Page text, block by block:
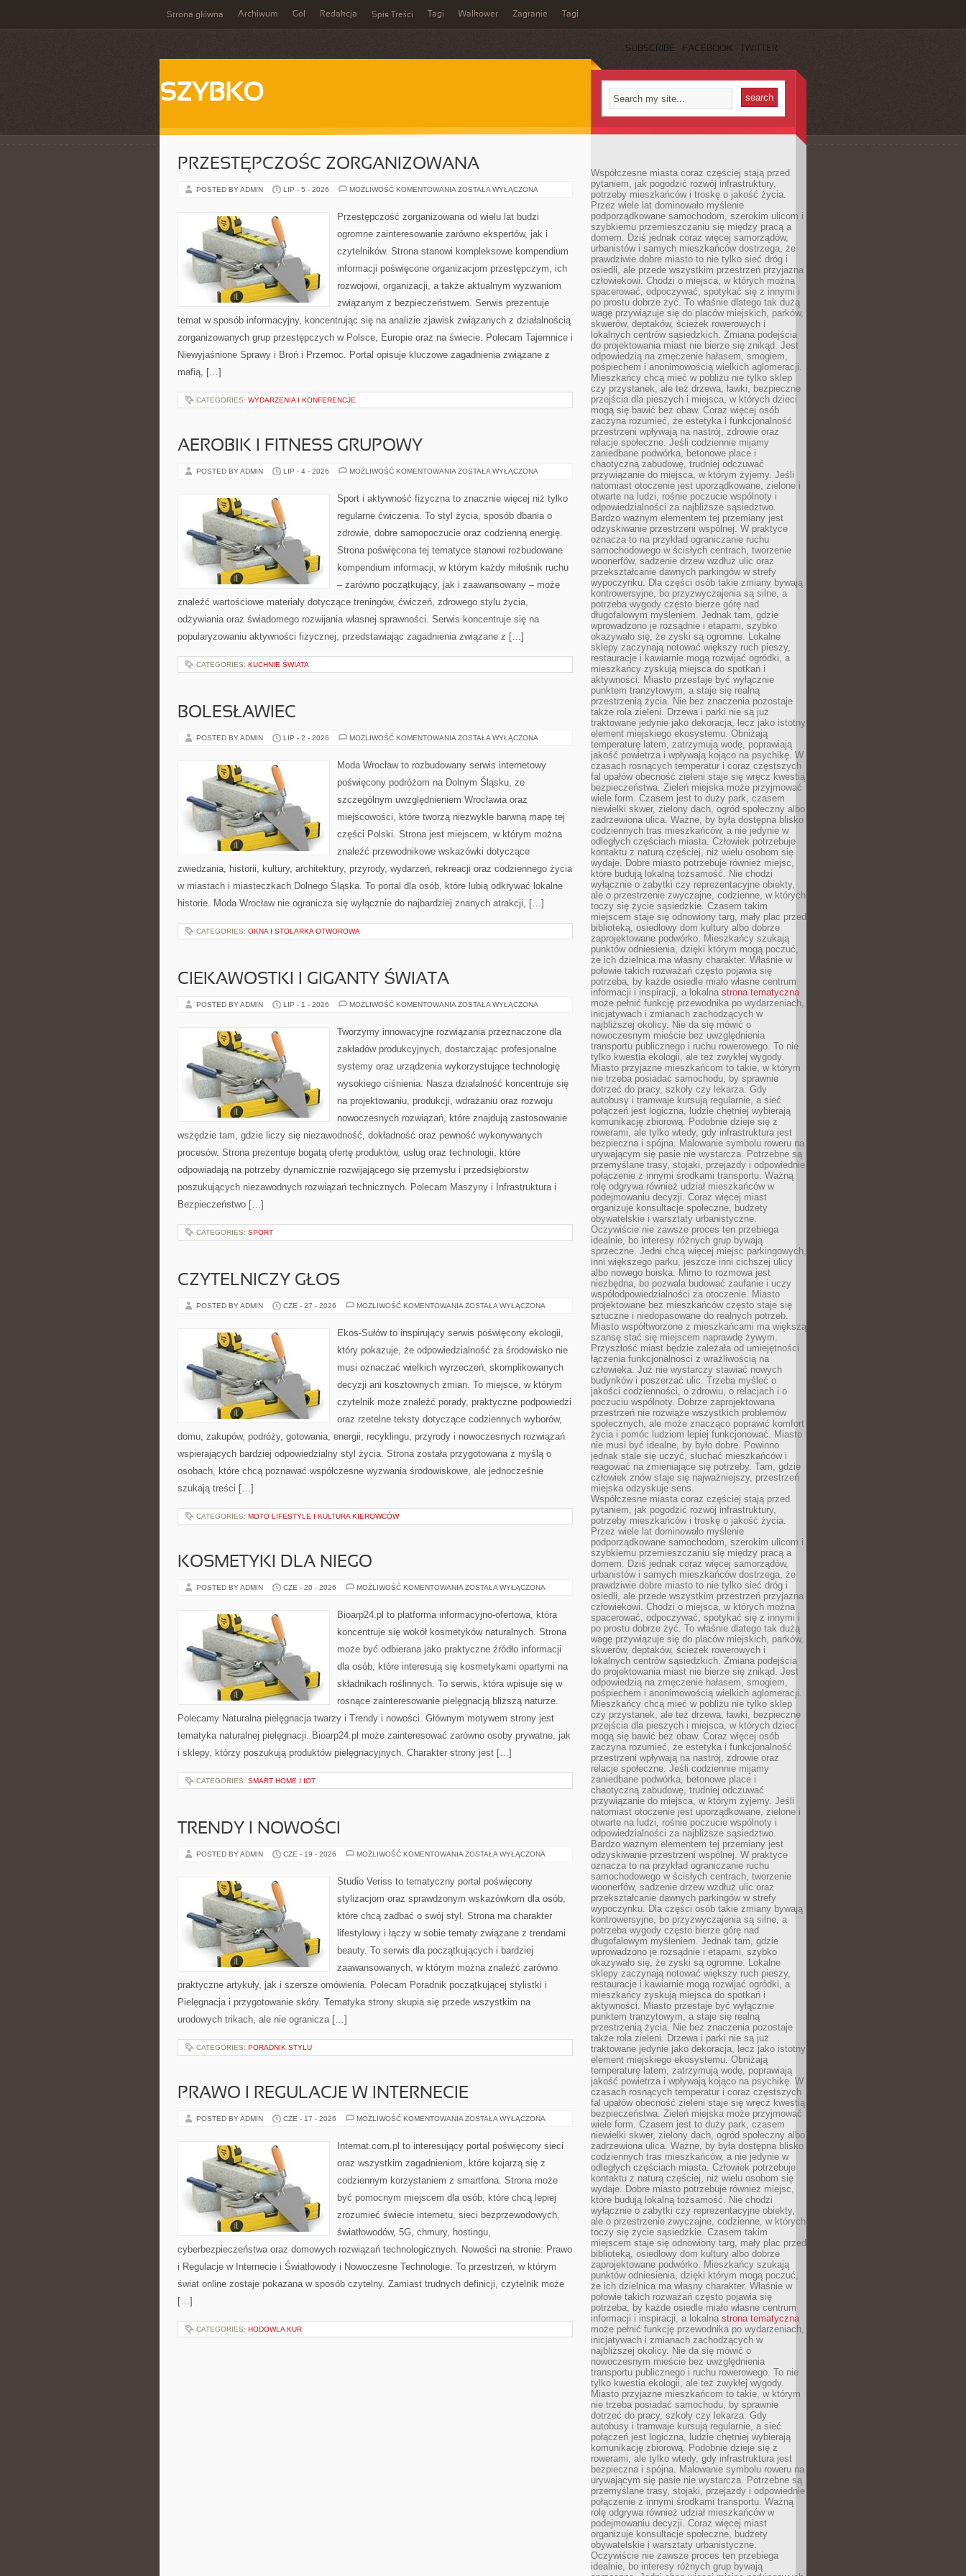
Strona główna Archiwum Gol Redakcja Spis Treści Tagi Walkower Zagranie Tagi
SUBSCRIBE FACEBOOK TWITTER
SZYBKO
PRZESTĘPCZOŚC ZORGANIZOWANA
POSTED BY ADMIN LIP - 5 - 2026 MOŻLIWOŚĆ KOMENTOWANIA PRZESTĘPCZOŚC
ZOSTAŁA WYŁĄCZONA
Przestępczość zorganizowana od wielu lat budzi
ogromne zainteresowanie zarówno ekspertów, jak i
czytelników. Strona stanowi kompleksowe kompendium
informacji poświęcone organizacjom przestępczym, ich
rozwojowi, organizacji, a także aktualnym wyzwaniom
związanym z bezpieczeństwem. Serwis prezentuje
temat w sposób informacyjny, koncentrując się na analizie zjawisk związanych z działalnością
zorganizowanych grup przestępczych w Polsce, Europie oraz na świecie. Polecam Tajemnice i
Niewyjaśnione Sprawy i Broń i Przemoc. Portal opisuje kluczowe zagadnienia związane z
mafią, […]
CATEGORIES: WYDARZENIA I KONFERENCJE
AEROBIK I FITNESS GRUPOWY
POSTED BY ADMIN LIP - 4 - 2026 MOŻLIWOŚĆ KOMENTOWANIA AEROBIK
GRUPOWY
ZOSTAŁA WYŁĄCZONA
Sport i aktywność fizyczna to znacznie więcej niż tylko
regularne ćwiczenia. To styl życia, sposób dbania o
zdrowie, dobre samopoczucie oraz codzienną energię.
Strona poświęcona tej tematyce stanowi rozbudowane
kompendium informacji, w którym każdy miłośnik ruchu
– zarówno początkujący, jak i zaawansowany – może
znaleźć wartościowe materiały dotyczące treningów, ćwiczeń, zdrowego stylu życia,
odżywiania oraz świadomego rozwijania własnej sprawności. Serwis koncentruje się na
popularyzowaniu aktywności fizycznej, przedstawiając zagadnienia związane z […]
CATEGORIES: KUCHNIE ŚWIATA
BOLESŁAWIEC
POSTED BY ADMIN LIP - 2 - 2026 MOŻLIWOŚĆ KOMENTOWANIA BOLESŁAWIEC
ZOSTAŁA WYŁĄCZONA
Moda Wrocław to rozbudowany serwis internetowy
poświęcony podróżom na Dolnym Śląsku, ze
szczególnym uwzględnieniem Wrocławia oraz
miejscowości, które tworzą niezwykle barwną mapę tej
części Polski. Strona jest miejscem, w którym można
znaleźć przewodnikowe wskazówki dotyczące
zwiedzania, historii, kultury, architektury, przyrody, wydarzeń, rekreacji oraz codziennego życia
w miastach i miasteczkach Dolnego Śląska. To portal dla osób, które lubią odkrywać lokalne
historie. Moda Wrocław nie ogranicza się wyłącznie do najbardziej znanych atrakcji, […]
CATEGORIES: OKNA I STOLARKA OTWOROWA
CIEKAWOSTKI I GIGANTY ŚWIATA
POSTED BY ADMIN LIP - 1 - 2026 MOŻLIWOŚĆ KOMENTOWANIA CIEKAWOSTKI
ŚWIATA
ZOSTAŁA WYŁĄCZONA
Tworzymy innowacyjne rozwiązania przeznaczone dla
zakładów produkcyjnych, dostarczając profesjonalne
systemy oraz urządzenia wykorzystujące technologię
wysokiego ciśnienia. Nasza działalność koncentruje się
na projektowaniu, produkcji, wdrażaniu oraz rozwoju
nowoczesnych rozwiązań, które znajdują zastosowanie
wszędzie tam, gdzie liczy się niezawodność, dokładność oraz pewność wykonywanych
procesów. Strona prezentuje bogatą ofertę produktów, usług oraz technologii, które
odpowiadają na potrzeby dynamicznie rozwijającego się przemysłu i przedsiębiorstw
poszukujących niezawodnych rozwiązań technicznych. Polecam Maszyny i Infrastruktura i
Bezpieczeństwo […]
CATEGORIES: SPORT
CZYTELNICZY GŁOS
POSTED BY ADMIN CZE - 27 - 2026 MOŻLIWOŚĆ KOMENTOWANIA CZYTELNICZY
ZOSTAŁA WYŁĄCZONA
Ekos-Sułów to inspirujący serwis poświęcony ekologii,
który pokazuje, że odpowiedzialność za środowisko nie
musi oznaczać wielkich wyrzeczeń, skomplikowanych
decyzji ani kosztownych zmian. To miejsce, w którym
czytelnik może znaleźć porady, praktyczne podpowiedzi
oraz rzetelne teksty dotyczące codziennych wyborów,
domu, zakupów, podróży, gotowania, energii, recyklingu, przyrody i nowoczesnych rozwiązań
wspierających bardziej odpowiedzialny styl życia. Strona została przygotowana z myślą o
osobach, które chcą poznawać współczesne wyzwania środowiskowe, ale jednocześnie
szukają treści […]
CATEGORIES: MOTO LIFESTYLE I KULTURA KIEROWCÓW
KOSMETYKI DLA NIEGO
POSTED BY ADMIN CZE - 20 - 2026 MOŻLIWOŚĆ KOMENTOWANIA KOSMETYKI
ZOSTAŁA WYŁĄCZONA
Bioarp24.pl to platforma informacyjno-ofertowa, która
koncentruje się wokół kosmetyków naturalnych. Strona
może być odbierana jako praktyczne źródło informacji
dla osób, które interesują się kosmetykami opartymi na
składnikach roślinnych. To serwis, która wpisuje się w
rosnące zainteresowanie pielęgnacją bliższą naturze.
Polecamy Naturalna pielęgnacja twarzy i Trendy i nowości. Głównym motywem strony jest
tematyka naturalnej pielęgnacji. Bioarp24.pl może zainteresować zarówno osoby prywatne, jak
i sklepy, którzy poszukują produktów pielęgnacyjnych. Charakter strony jest […]
CATEGORIES: SMART HOME I IOT
TRENDY I NOWOŚCI
POSTED BY ADMIN CZE - 19 - 2026 MOŻLIWOŚĆ KOMENTOWANIA TRENDY
ZOSTAŁA WYŁĄCZONA
Studio Veriss to tematyczny portal poświęcony
stylizacjom oraz sprawdzonym wskazówkom dla osób,
które chcą zadbać o swój styl. Strona ma charakter
lifestylowy i łączy w sobie tematy związane z trendami
beauty. To serwis dla początkujących i bardziej
zaawansowanych, w którym można znaleźć zarówno
praktyczne artykuły, jak i szersze omówienia. Polecam Poradnik początkującej stylistki i
Pielęgnacja i przygotowanie skóry. Tematyka strony skupia się przede wszystkim na
urodowych trikach, ale nie ogranicza […]
CATEGORIES: PORADNIK STYLU
PRAWO I REGULACJE W INTERNECIE
POSTED BY ADMIN CZE - 17 - 2026 MOŻLIWOŚĆ KOMENTOWANIA PRAWO
INTERNECIE
ZOSTAŁA WYŁĄCZONA
Internat.com.pl to interesujący portal poświęcony sieci
oraz wszystkim zagadnieniom, które kojarzą się z
codziennym korzystaniem z smartfona. Strona może
być pomocnym miejscem dla osób, które chcą lepiej
zrozumieć świecie internetu, sieci bezprzewodowych,
światłowodów, 5G, chmury, hostingu,
cyberbezpieczeństwa oraz domowych rozwiązań technologicznych. Nowości na stronie: Prawo
i Regulacje w Internecie i Światłowody i Nowoczesne Technologie. To przestrzeń, w którym
świat online zostaje pokazana w sposób czytelny. Zamiast trudnych definicji, czytelnik może
[…]
CATEGORIES: HODOWLA KUR
Współczesne miasta coraz częściej stają przed
pytaniem, jak pogodzić rozwój infrastruktury,
potrzeby mieszkańców i troskę o jakość życia.
Przez wiele lat dominowało myślenie
podporządkowane samochodom, szerokim ulicom i
szybkiemu przemieszczaniu się między pracą a
domem. Dziś jednak coraz więcej samorządów,
urbanistów i samych mieszkańców dostrzega, że
prawdziwie dobre miasto to nie tylko sieć dróg i
osiedli, ale przede wszystkim przestrzeń przyjazna
człowiekowi. Chodzi o miejsca, w których można
spacerować, odpoczywać, spotykać się z innymi i
po prostu dobrze żyć. To właśnie dlatego tak dużą
wagę przywiązuje się do placów miejskich, parków,
skwerów, deptaków, ścieżek rowerowych i
lokalnych centrów sąsiedzkich. Zmiana podejścia
do projektowania miast nie bierze się znikąd. Jest
odpowiedzią na zmęczenie hałasem, smogiem,
pośpiechem i anonimowością wielkich aglomeracji.
Mieszkańcy chcą mieć w pobliżu nie tylko sklep
czy przystanek, ale też drzewa, ławki, bezpieczne
przejścia dla pieszych i miejsca, w których dzieci
mogą się bawić bez obaw. Coraz więcej osób
zaczyna rozumieć, że estetyka i funkcjonalność
przestrzeni wpływają na nastrój, zdrowie oraz
relacje społeczne. Jeśli codziennie mijamy
zaniedbane podwórka, betonowe place i
chaotyczną zabudowę, trudniej odczuwać
przywiązanie do miejsca, w którym żyjemy. Jeśli
natomiast otoczenie jest uporządkowane, zielone i
otwarte na ludzi, rośnie poczucie wspólnoty i
odpowiedzialności za najbliższe sąsiedztwo.
Bardzo ważnym elementem tej przemiany jest
odzyskiwanie przestrzeni wspólnej. W praktyce
oznacza to na przykład ograniczanie ruchu
samochodowego w ścisłych centrach, tworzenie
woonerfów, sadzenie drzew wzdłuż ulic oraz
przekształcanie dawnych parkingów w strefy
wypoczynku. Dla części osób takie zmiany bywają
kontrowersyjne, bo przyzwyczajenia są silne, a
potrzeba wygody często bierze górę nad
długofalowym myśleniem. Jednak tam, gdzie
wprowadzono je rozsądnie i etapami, szybko
okazywało się, że zyski są ogromne. Lokalne
sklepy zaczynają notować większy ruch pieszy,
restauracje i kawiarnie mogą rozwijać ogródki, a
mieszkańcy zyskują miejsca do spotkań i
aktywności. Miasto przestaje być wyłącznie
punktem tranzytowym, a staje się realną
przestrzenią życia. Nie bez znaczenia pozostaje
także rola zieleni. Drzewa i parki nie są już
traktowane jedynie jako dekoracja, lecz jako istotny
element miejskiego ekosystemu. Obniżają
temperaturę latem, zatrzymują wodę, poprawiają
jakość powietrza i wpływają kojąco na psychikę. W
czasach rosnących temperatur i coraz częstszych
fal upałów obecność zieleni staje się wręcz kwestią
bezpieczeństwa. Zieleń miejska może przyjmować
wiele form. Czasem jest to duży park, czasem
niewielki skwer, zielony dach, ogród społeczny albo
zadrzewiona ulica. Ważne, by była dostępna blisko
codziennych tras mieszkańców, a nie jedynie w
odległych częściach miasta. Człowiek potrzebuje
kontaktu z naturą częściej, niż wielu osobom się
wydaje. Dobre miasto potrzebuje również miejsc,
które budują lokalną tożsamość. Nie chodzi
wyłącznie o zabytki czy reprezentacyjne obiekty,
ale o przestrzenie zwyczajne, codzienne, w których
toczy się życie sąsiedzkie. Czasem takim
miejscem staje się odnowiony targ, mały plac przed
biblioteką, osiedlowy dom kultury albo dobrze
zaprojektowane podwórko. Mieszkańcy szukają
punktów odniesienia, dzięki którym mogą poczuć,
że ich dzielnica ma własny charakter. Właśnie w
połowie takich rozważań często pojawia się
potrzeba, by każde osiedle miało własne centrum
informacji i inspiracji, a lokalna strona tematyczna
może pełnić funkcję przewodnika po wydarzeniach,
inicjatywach i zmianach zachodzących w
najbliższej okolicy. Nie da się mówić o
nowoczesnym mieście bez uwzględnienia
transportu publicznego i ruchu rowerowego. To nie
tylko kwestia ekologii, ale też zwykłej wygody.
Miasto przyjazne mieszkańcom to takie, w którym
nie trzeba posiadać samochodu, by sprawnie
dotrzeć do pracy, szkoły czy lekarza. Gdy
autobusy i tramwaje kursują regularnie, a sieć
połączeń jest logiczna, ludzie chętniej wybierają
komunikację zbiorową. Podobnie dzieje się z
rowerami, ale tylko wtedy, gdy infrastruktura jest
bezpieczna i spójna. Malowanie symbolu roweru na
urywającym się pasie nie wystarcza. Potrzebne są
przemyślane trasy, stojaki, przejazdy i odpowiednie
połączenie z innymi środkami transportu. Ważną
rolę odgrywa również udział mieszkańców w
podejmowaniu decyzji. Coraz więcej miast
organizuje konsultacje społeczne, budżety
obywatelskie i warsztaty urbanistyczne.
Oczywiście nie zawsze proces ten przebiega
idealnie, bo interesy różnych grup bywają
sprzeczne. Jedni chcą więcej miejsc parkingowych,
inni większego parku, jeszcze inni cichszej ulicy
albo nowego boiska. Mimo to rozmowa jest
niezbędna, bo pozwala budować zaufanie i uczy
współodpowiedzialności za otoczenie. Miasto
projektowane bez mieszkańców często staje się
sztuczne i niedopasowane do realnych potrzeb.
Miasto współtworzone z mieszkańcami ma większą
szansę stać się miejscem naprawdę żywym.
Przyszłość miast będzie zależała od umiejętności
łączenia funkcjonalności z wrażliwością na
człowieka. Już nie wystarczy stawiać nowych
budynków i poszerzać ulic. Trzeba myśleć o
jakości codzienności, o zdrowiu, o relacjach i o
poczuciu wspólnoty. Dobrze zaprojektowana
przestrzeń nie rozwiąże wszystkich problemów
społecznych, ale może znacząco poprawić komfort
życia i pomóc ludziom lepiej funkcjonować. Miasto
nie musi być idealne, by było dobre. Powinno
jednak stale się uczyć, słuchać mieszkańców i
reagować na zmieniające się potrzeby. Tam, gdzie
człowiek znów staje się najważniejszy, przestrzeń
miejska odzyskuje sens.
Współczesne miasta coraz częściej stają przed
pytaniem, jak pogodzić rozwój infrastruktury,
potrzeby mieszkańców i troskę o jakość życia.
Przez wiele lat dominowało myślenie
podporządkowane samochodom, szerokim ulicom i
szybkiemu przemieszczaniu się między pracą a
domem. Dziś jednak coraz więcej samorządów,
urbanistów i samych mieszkańców dostrzega, że
prawdziwie dobre miasto to nie tylko sieć dróg i
osiedli, ale przede wszystkim przestrzeń przyjazna
człowiekowi. Chodzi o miejsca, w których można
spacerować, odpoczywać, spotykać się z innymi i
po prostu dobrze żyć. To właśnie dlatego tak dużą
wagę przywiązuje się do placów miejskich, parków,
skwerów, deptaków, ścieżek rowerowych i
lokalnych centrów sąsiedzkich. Zmiana podejścia
do projektowania miast nie bierze się znikąd. Jest
odpowiedzią na zmęczenie hałasem, smogiem,
pośpiechem i anonimowością wielkich aglomeracji.
Mieszkańcy chcą mieć w pobliżu nie tylko sklep
czy przystanek, ale też drzewa, ławki, bezpieczne
przejścia dla pieszych i miejsca, w których dzieci
mogą się bawić bez obaw. Coraz więcej osób
zaczyna rozumieć, że estetyka i funkcjonalność
przestrzeni wpływają na nastrój, zdrowie oraz
relacje społeczne. Jeśli codziennie mijamy
zaniedbane podwórka, betonowe place i
chaotyczną zabudowę, trudniej odczuwać
przywiązanie do miejsca, w którym żyjemy. Jeśli
natomiast otoczenie jest uporządkowane, zielone i
otwarte na ludzi, rośnie poczucie wspólnoty i
odpowiedzialności za najbliższe sąsiedztwo.
Bardzo ważnym elementem tej przemiany jest
odzyskiwanie przestrzeni wspólnej. W praktyce
oznacza to na przykład ograniczanie ruchu
samochodowego w ścisłych centrach, tworzenie
woonerfów, sadzenie drzew wzdłuż ulic oraz
przekształcanie dawnych parkingów w strefy
wypoczynku. Dla części osób takie zmiany bywają
kontrowersyjne, bo przyzwyczajenia są silne, a
potrzeba wygody często bierze górę nad
długofalowym myśleniem. Jednak tam, gdzie
wprowadzono je rozsądnie i etapami, szybko
okazywało się, że zyski są ogromne. Lokalne
sklepy zaczynają notować większy ruch pieszy,
restauracje i kawiarnie mogą rozwijać ogródki, a
mieszkańcy zyskują miejsca do spotkań i
aktywności. Miasto przestaje być wyłącznie
punktem tranzytowym, a staje się realną
przestrzenią życia. Nie bez znaczenia pozostaje
także rola zieleni. Drzewa i parki nie są już
traktowane jedynie jako dekoracja, lecz jako istotny
element miejskiego ekosystemu. Obniżają
temperaturę latem, zatrzymują wodę, poprawiają
jakość powietrza i wpływają kojąco na psychikę. W
czasach rosnących temperatur i coraz częstszych
fal upałów obecność zieleni staje się wręcz kwestią
bezpieczeństwa. Zieleń miejska może przyjmować
wiele form. Czasem jest to duży park, czasem
niewielki skwer, zielony dach, ogród społeczny albo
zadrzewiona ulica. Ważne, by była dostępna blisko
codziennych tras mieszkańców, a nie jedynie w
odległych częściach miasta. Człowiek potrzebuje
kontaktu z naturą częściej, niż wielu osobom się
wydaje. Dobre miasto potrzebuje również miejsc,
które budują lokalną tożsamość. Nie chodzi
wyłącznie o zabytki czy reprezentacyjne obiekty,
ale o przestrzenie zwyczajne, codzienne, w których
toczy się życie sąsiedzkie. Czasem takim
miejscem staje się odnowiony targ, mały plac przed
biblioteką, osiedlowy dom kultury albo dobrze
zaprojektowane podwórko. Mieszkańcy szukają
punktów odniesienia, dzięki którym mogą poczuć,
że ich dzielnica ma własny charakter. Właśnie w
połowie takich rozważań często pojawia się
potrzeba, by każde osiedle miało własne centrum
informacji i inspiracji, a lokalna strona tematyczna
może pełnić funkcję przewodnika po wydarzeniach,
inicjatywach i zmianach zachodzących w
najbliższej okolicy. Nie da się mówić o
nowoczesnym mieście bez uwzględnienia
transportu publicznego i ruchu rowerowego. To nie
tylko kwestia ekologii, ale też zwykłej wygody.
Miasto przyjazne mieszkańcom to takie, w którym
nie trzeba posiadać samochodu, by sprawnie
dotrzeć do pracy, szkoły czy lekarza. Gdy
autobusy i tramwaje kursują regularnie, a sieć
połączeń jest logiczna, ludzie chętniej wybierają
komunikację zbiorową. Podobnie dzieje się z
rowerami, ale tylko wtedy, gdy infrastruktura jest
bezpieczna i spójna. Malowanie symbolu roweru na
urywającym się pasie nie wystarcza. Potrzebne są
przemyślane trasy, stojaki, przejazdy i odpowiednie
połączenie z innymi środkami transportu. Ważną
rolę odgrywa również udział mieszkańców w
podejmowaniu decyzji. Coraz więcej miast
organizuje konsultacje społeczne, budżety
obywatelskie i warsztaty urbanistyczne.
Oczywiście nie zawsze proces ten przebiega
idealnie, bo interesy różnych grup bywają